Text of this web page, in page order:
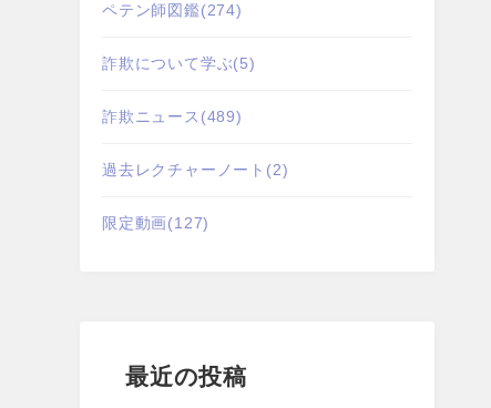
ペテン師図鑑(274)
詐欺について学ぶ(5)
詐欺ニュース (489)
過去レクチャーノート (2)
限定動画(127)
最近の投稿